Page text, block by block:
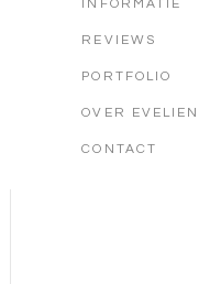
INFORMATIE
REVIEWS
PORTFOLIO
OVER EVELIEN
CONTACT